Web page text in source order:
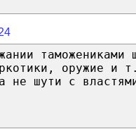
таможениками
оружие и
не шути с